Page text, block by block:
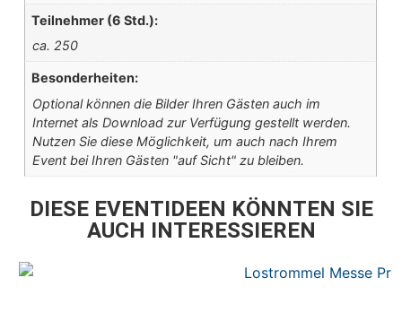
Teilnehmer (6 Std.):
ca. 250
Besonderheiten:
Optional können die Bilder Ihren Gästen auch im
Internet als Download zur Verfügung gestellt werden.
Nutzen Sie diese Möglichkeit, um auch nach Ihrem
Event bei Ihren Gästen "auf Sicht" zu bleiben.
DIESE EVENTIDEEN KÖNNTEN SIE
AUCH INTERESSIEREN